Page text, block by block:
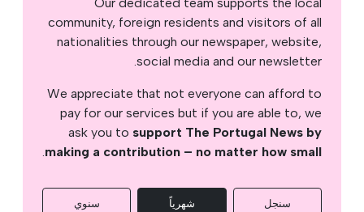
community, foreign residents and visitors of all
nationalities through our newspaper, website,
social media and our newsletter.
We appreciate that not everyone can afford to
pay for our services but if you are able to, we
ask you to support The Portugal News by
making a contribution – no matter how small
.
سنجل شهرياً سنوي